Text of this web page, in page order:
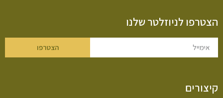
הצטרפו לניוזלטר שלנו
הצטרפו
קיצורים